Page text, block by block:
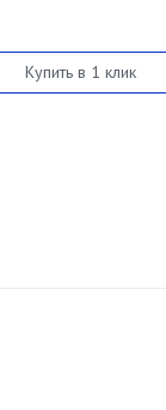
Купить в 1 клик